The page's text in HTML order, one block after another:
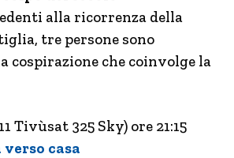
alla ricorrenza della
tre persone sono
cospirazione che coinvolge la
Tivùsat 325 Sky) ore 21:15
casa